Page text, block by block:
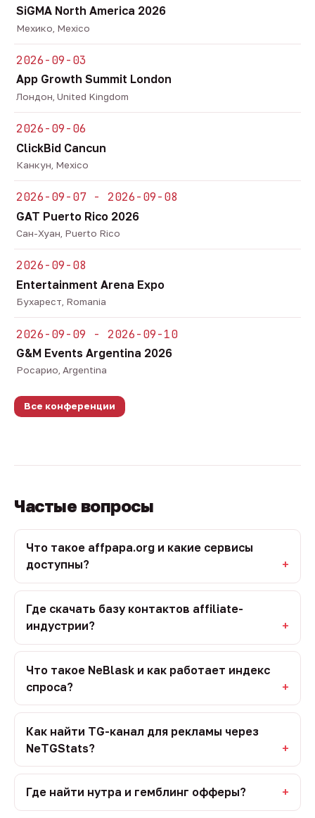
SiGMA North America 2026
Мехико, Mexico
2026-09-03
App Growth Summit London
Лондон, United Kingdom
2026-09-06
ClickBid Cancun
Канкун, Mexico
2026-09-07 - 2026-09-08
GAT Puerto Rico 2026
Сан-Хуан, Puerto Rico
2026-09-08
Entertainment Arena Expo
Бухарест, Romania
2026-09-09 - 2026-09-10
G&M Events Argentina 2026
Росарио, Argentina
Все конференции
Частые вопросы
Что такое affpapa.org и какие сервисы
доступны?
Где скачать базу контактов affiliate-
индустрии?
Что такое NeBlask и как работает индекс
спроса?
Как найти TG-канал для рекламы через
NeTGStats?
Где найти нутра и гемблинг офферы?